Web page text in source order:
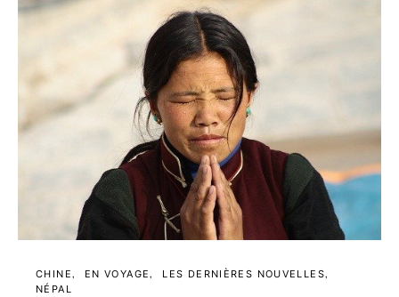
CHINE EN VOYAGE
LES DERNIÈRES NOUVELLES
NÉPAL